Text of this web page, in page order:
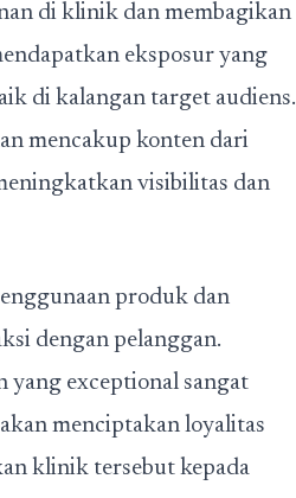
di klinik dan membagikan
eksposur yang
di kalangan target audiens.
mencakup konten dari
visibilitas dan
produk dan
dengan pelanggan.
yang exceptional sangat
menciptakan loyalitas
klinik tersebut kepada